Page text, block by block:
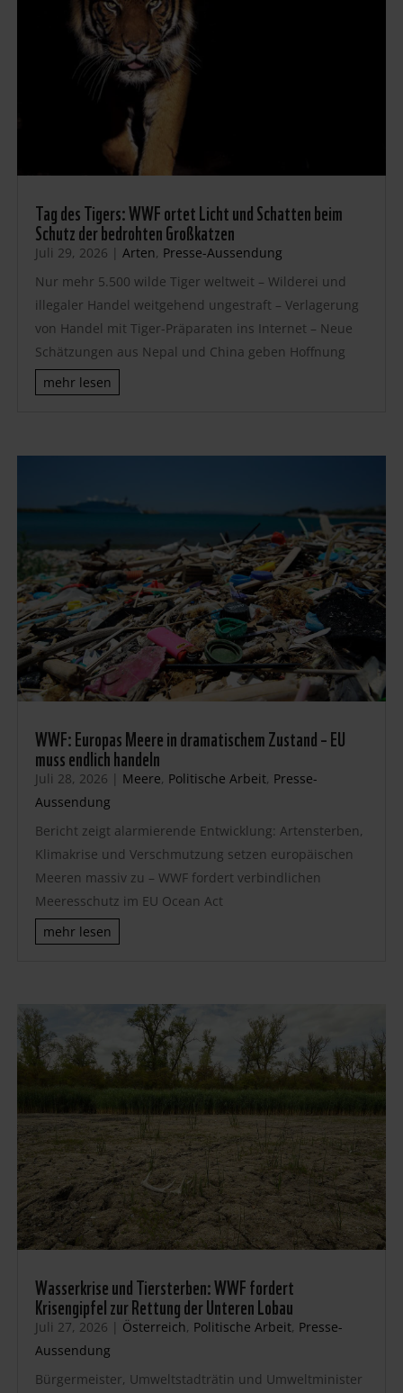
Tag des Tigers: WWF ortet Licht und Schatten beim
Schutz der bedrohten Großkatzen
Juli 29, 2026 | Arten, Presse-Aussendung
Nur mehr 5.500 wilde Tiger weltweit – Wilderei und
illegaler Handel weitgehend ungestraft – Verlagerung
von Handel mit Tiger-Präparaten ins Internet – Neue
Schätzungen aus Nepal und China geben Hoffnung
mehr lesen
WWF: Europas Meere in dramatischem Zustand – EU
muss endlich handeln
Juli 28, 2026 | Meere, Politische Arbeit, Presse-
Aussendung
Bericht zeigt alarmierende Entwicklung: Artensterben,
Klimakrise und Verschmutzung setzen europäischen
Meeren massiv zu – WWF fordert verbindlichen
Meeresschutz im EU Ocean Act
mehr lesen
Wasserkrise und Tiersterben: WWF fordert
Krisengipfel zur Rettung der Unteren Lobau
Juli 27, 2026 | Österreich, Politische Arbeit, Presse-
Aussendung
Bürgermeister, Umweltstadträtin und Umweltminister